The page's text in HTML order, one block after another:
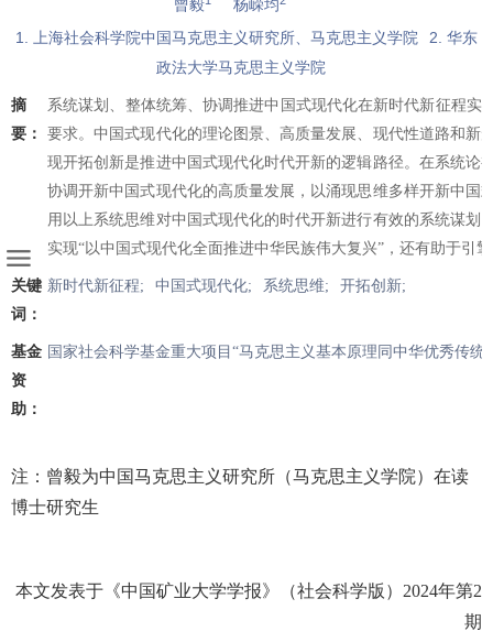
曾毅 杨嵘均
1. 上海社会科学院中国马克思主义研究所、马克思主义学院
2. 华东
政法大学马克思主义学院
摘
要：
系统谋划、整体统筹、协调推进中国式现代化在新时代新征程
要求。中国式现代化的理论图景、高质量发展、现代性道路和
现开拓创新是推进中国式现代化时代开新的逻辑路径。在系统
协调开新中国式现代化的高质量发展，以涌现思维多样开新中
用以上系统思维对中国式现代化的时代开新进行有效的系统谋
实现“以中国式现代化全面推进中华民族伟大复兴”，还有助于引
关键
词：
新时代新征程; 中国式现代化; 系统思维; 开拓创新;
基金
资
助：
国家社会科学基金重大项目“马克思主义基本原理同中华优秀传
注：曾毅为中国马克思主义研究所（马克思主义学院）在读
博士研究生
本文发表于《中国矿业大学学报》（社会科学版）2024年第2
期